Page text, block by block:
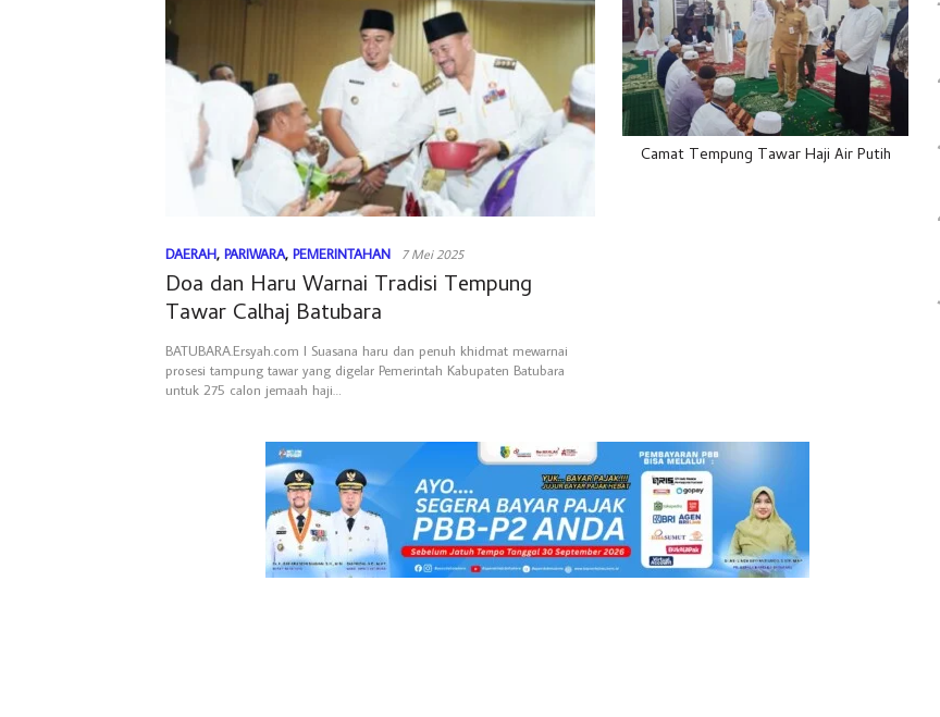
DAERAH, PARIWARA, PEMERINTAHAN 7 Mei 2025
Doa dan Haru Warnai Tradisi Tempung
Tawar Calhaj Batubara
BATUBARA.Ersyah.com l Suasana haru dan penuh khidmat mewarnai
prosesi tampung tawar yang digelar Pemerintah Kabupaten Batubara
untuk 275 calon jemaah haji…
Camat Tempung Tawar Haji Air Putih